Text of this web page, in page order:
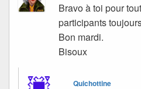
Bravo à toi pour
participants
Bon mardi.
Bisoux
Quichottine